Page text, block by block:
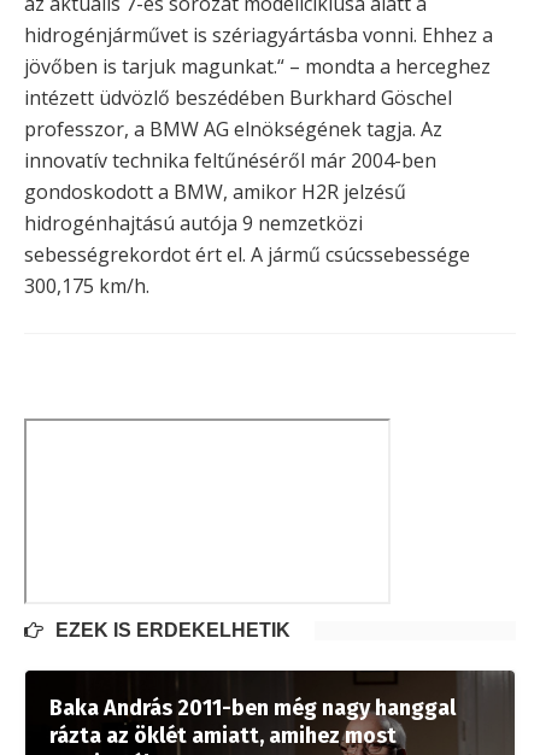
hidrogénjárművet is szériagyártásba vonni. Ehhez a
jövőben is tarjuk magunkat.“ – mondta a herceghez
intézett üdvözlő beszédében Burkhard Göschel
professzor, a BMW AG elnökségének tagja. Az
innovatív technika feltűnéséről már 2004-ben
gondoskodott a BMW, amikor H2R jelzésű
hidrogénhajtású autója 9 nemzetközi
sebességrekordot ért el. A jármű csúcssebessége
300,175 km/h.
EZEK IS ÉRDEKELHETIK
Baka András 2011-ben még nagy hanggal
rázta az öklét amiatt, amihez most